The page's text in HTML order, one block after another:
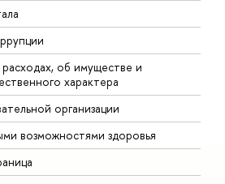
об имуществе и
характера
организации
возможностями здоровья